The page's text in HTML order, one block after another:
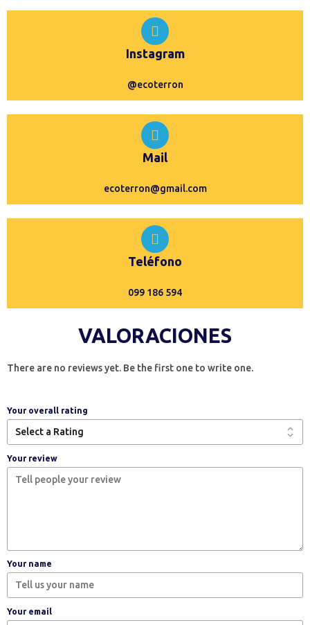
Instagram
@ecoterron
Mail
ecoterron@gmail.com
Teléfono
099 186 594
VALORACIONES
There are no reviews yet. Be the first one to write one.
Your overall rating
Your review
Your name
Your email